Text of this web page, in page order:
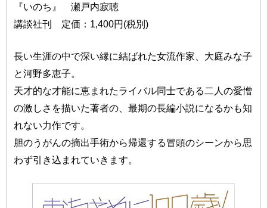
『いのち』 瀬戸内寂聴
講談社刊 定価：1,400円(税別)
長い生涯の中で深い縁に結ばれた女流作家、大庭みな子
と河野多恵子。
天才的な才能に恵まれたライバル同士である二人の愛憎
の激しさを描いた著者の、最期の長編小説になるかも知
れない力作です。
胆のうがんの摘出手術から帰還する冒頭のシーンから思
わず引き込まれていきます。